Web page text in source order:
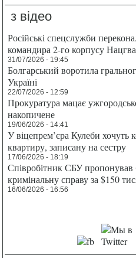
з відео
Російські спецслужби
командира 2-го корпусу
31/07/2026 - 19:45
Болгарський воротила
Україні
22/07/2026 - 12:59
Прокуратура мацає
накопичене
19/06/2026 - 14:41
У віцепрем’єра Кулеби хочуть
квартиру, записану на сестру
17/06/2026 - 18:19
Співробітник СБУ пропонував
кримінальну справу за $150
16/06/2026 - 16:56